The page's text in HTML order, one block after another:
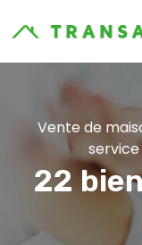
Vente de
22